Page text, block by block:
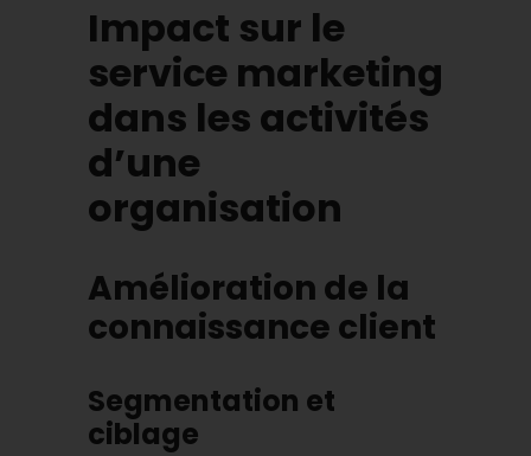
Impact sur le
service marketing
dans les activités
d’une
organisation
Amélioration de la
connaissance client
Segmentation et
ciblage